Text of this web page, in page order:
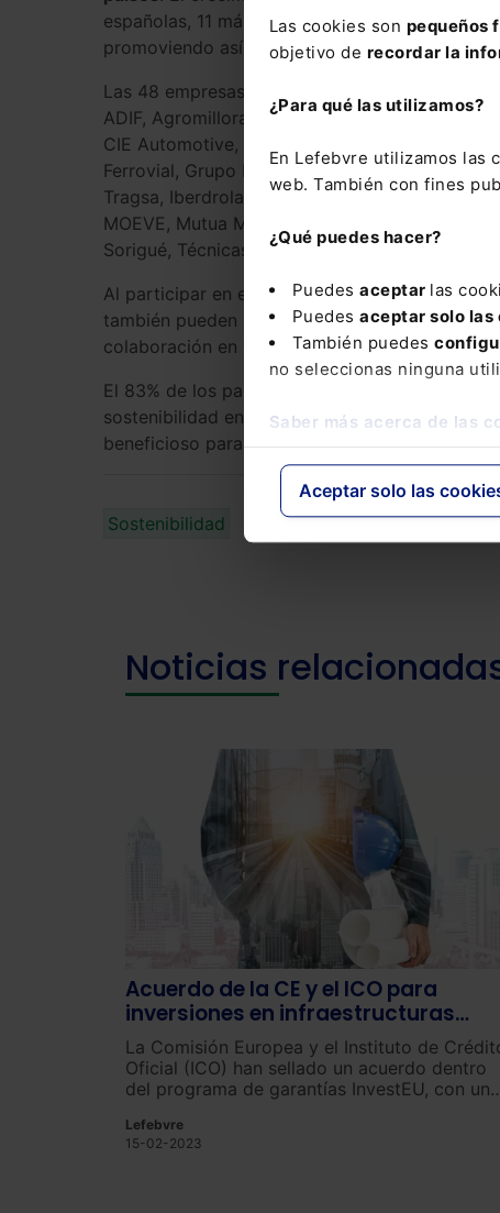
Las cookies son pequeños
objetivo de recordar la
¿Para qué las utilizamos?
En Lefebvre utilizamos las
web. También con fines
¿Qué puedes hacer?
Puedes aceptar las
Puedes aceptar solo las
También puedes
no seleccionas ninguna
Saber más acerca de las
Aceptar solo las
españolas, 11 más que en la edición anterior,
promoviendo así la transformación sostenible
Las 48 empresas españolas participantes en
ADIF, Agromillora Group, Antolin, AMC Global,
CIE Automotive, El Corte Inglés, Enagás,
Ferrovial, Grupo Empresarial Sando, Grupo
Tragsa, Iberdrola, Iberpotash, Ilunion,
MOEVE, Mutua Madrileña, Navantia, NTT Data,
Sorigué, Técnicas Reunidas, Teknia
Al participar en el programa, estas empresas
también pueden monitorear el rendimiento de
colaboración en toda la cadena de suministro.
El 83% de los participantes de la segunda
sostenibilidad en sus estrategias, mientras
beneficioso para su empresa.
Sostenibilidad
Noticias
Acuerdo de la CE y el ICO para
inversiones en infraestructuras
sostenibles en España
La Comisión Europea y el Instituto de
Oficial (ICO) han sellado un acuerdo dentro
del programa de garantías InvestEU, con un
Lefebvre
15-02-2023